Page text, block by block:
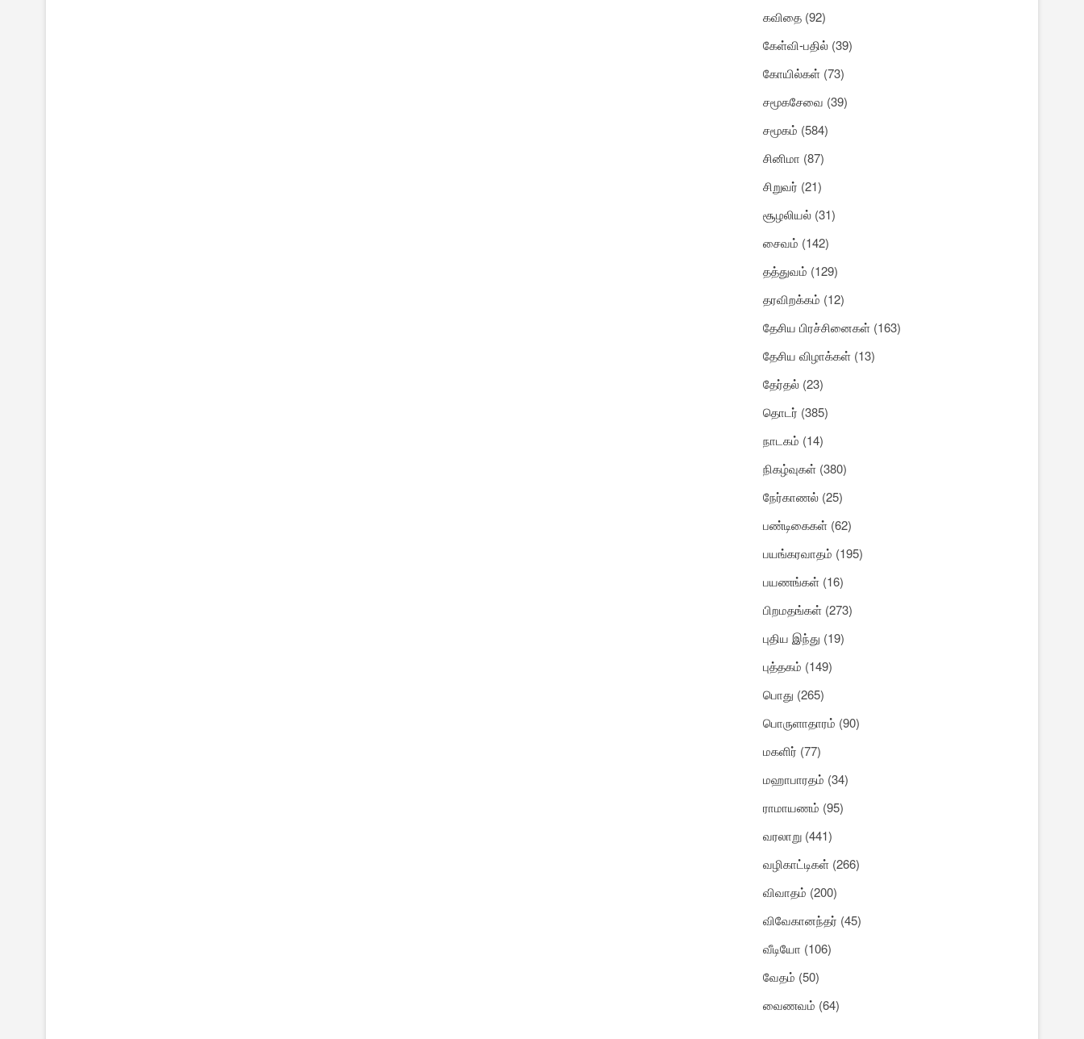
கவிதை (92)
கேள்வி-பதில் (39)
கோயில்கள் (73)
சமூகசேவை (39)
சமூகம் (584)
சினிமா (87)
சிறுவர் (21)
சூழலியல் (31)
சைவம் (142)
தத்துவம் (129)
தரவிறக்கம் (12)
தேசிய பிரச்சினைகள் (163)
தேசிய விழாக்கள் (13)
தேர்தல் (23)
தொடர் (385)
நாடகம் (14)
நிகழ்வுகள் (380)
நேர்காணல் (25)
பண்டிகைகள் (62)
பயங்கரவாதம் (195)
பயணங்கள் (16)
பிறமதங்கள் (273)
புதிய இந்து (19)
புத்தகம் (149)
பொது (265)
பொருளாதாரம் (90)
மகளிர் (77)
மஹாபாரதம் (34)
ராமாயணம் (95)
வரலாறு (441)
வழிகாட்டிகள் (266)
விவாதம் (200)
விவேகானந்தர் (45)
வீடியோ (106)
வேதம் (50)
வைணவம் (64)